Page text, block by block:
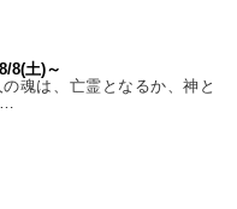
8(土)～
魂は、亡霊となるか、神と
…